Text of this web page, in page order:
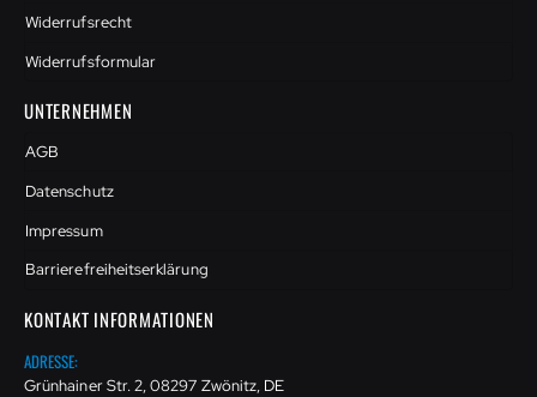
Widerrufsrecht
Widerrufsformular
UNTERNEHMEN
AGB
Datenschutz
Impressum
Barrierefreiheitserklärung
KONTAKT INFORMATIONEN
ADRESSE:
Grünhainer Str. 2, 08297 Zwönitz, DE